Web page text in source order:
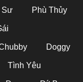
Sư Phù Thủy
Doggy
Tình Yêu